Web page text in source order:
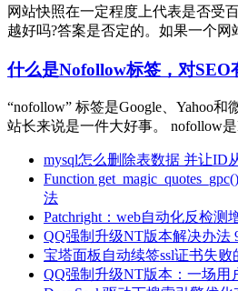
网站快照在一定程度上代表是否受
越好吗?答案是否定的。如果一个
什么是Nofollow标签，对SEO
“nofollow” 标签是Google、Yahoo
站长来说是一件大好事。 nofollow
mysql怎么删除表数据 并让ID
Function
法
Patchright：web自动化反检测
QQ强制升级NT版本解决办法
宝塔面板自动续签ssl证书失败
QQ强制升级NT版本：一场用